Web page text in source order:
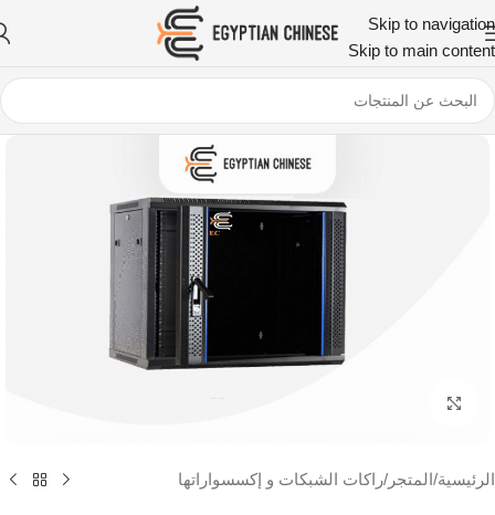
Skip to navigation
Skip to main content
الرئيسية/المتجر /راكات الشبكات و إكسسواراتها